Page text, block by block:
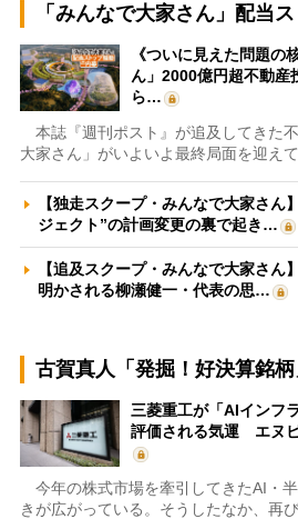
「みんなで大家さん」配当
《ついに見えた問題の
ん」2000億円超不動産
ら…
本誌『週刊ポスト』が追及してきた
大家さん」がいよいよ最終局面を迎え
【独走スクープ・みんなで大家さん
ジェクト”の計画変更の裏で起き…
【追及スクープ・みんなで大家さん
明かされる柳瀬健一・代表の思…
古賀真人「発掘！好決算銘柄
三菱重工が「AIインフ
評価される気運 エヌ
今年の株式市場を牽引してきたAI・
きが広がっている。そうしたなか、再